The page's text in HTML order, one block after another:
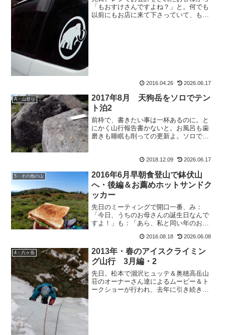
「もおすけさんですよね？」と。何でも
以前にもお店に来て下さっていて、もお
2016.04.26 2026.06.17
A・山登り
2017年8月 天狗岳をソロでテン
ト泊2
前枠で、書きたい事は一杯あるのに。と
にかく山行報告書かないと。お風呂も歯
磨きも睡眠も削っての更新よ。ソロで気
月9日 快晴麦草峠からてくてく歩く。八
2018.12.09 2026.06.17
5・その他の山
2016年6月早朝食登山で鉢伏山
へ・後編＆お薦めホットサンドク
ッカー
先日のミーティングで開口一番、み：
「今日、うちのお母さんの誕生日なんで
すよ！」も：「あら、私と同い年のお母
それはおめでとう。じゃあ次回のブログ
の書き出しは、お祝いメッセージにしな
いとね。」と公言通りの前枠...
2016.08.18 2026.06.08
4・八ヶ岳
2013年・春のアイスクライミン
グ山行 3月編・2
先日。松本で涸沢ヒュッテ＆奥穂高岳山
荘のオーナーさん達によるムービー＆ト
ークショーが行われ、去年に引き続き、